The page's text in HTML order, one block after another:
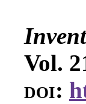
Vol.
doi: